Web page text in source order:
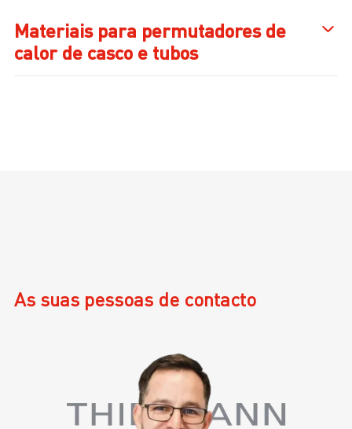
Materiais para permutadores de
calor de casco e tubos
As suas pessoas de contacto